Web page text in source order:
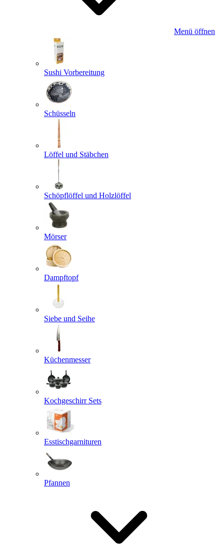
Menü öffnen
Sushi Vorbereitung
Schüsseln
Löffel und Stäbchen
Schöpflöffel und Holzlöffel
Mörser
Dampftopf
Siebe und Seihe
Küchenmesser
Kochgeschirr Sets
Esstischgarnituren
Pfannen